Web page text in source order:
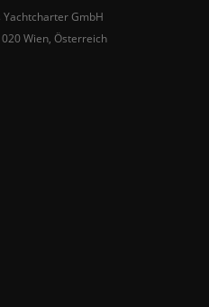
Yachtcharter GmbH
Wien, Österreich